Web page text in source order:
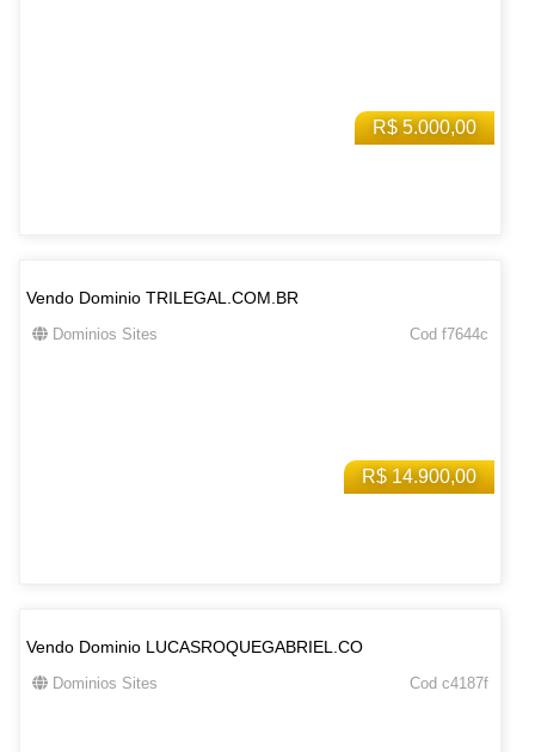
R$ 5.000,00
R$ 14.900,00
Vendo Dominio TRILEGAL.COM.BR
Dominios Sites Cod f7644c
Vendo Dominio LUCASROQUEGABRIEL.CO
Dominios Sites Cod c4187f